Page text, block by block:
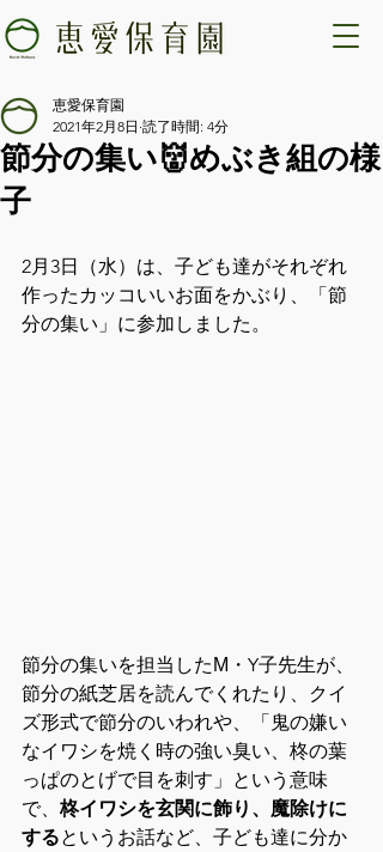
節分の集い👹めぶき組の様
子
恵愛保育園
2021年2月8日 読了時間: 4分
2月3日（水）は、子ども達がそれぞれ
作ったカッコいいお面をかぶり、「節
分の集い」に参加しました。
節分の集いを担当したМ・Y子先生が、
節分の紙芝居を読んでくれたり、クイ
ズ形式で節分のいわれや、「鬼の嫌い
なイワシを焼く時の強い臭い、柊の葉
っぱのとげで目を刺す」という意味
で、 柊イワシを玄関に飾り、魔除けに
するというお話など、子ども達に分か